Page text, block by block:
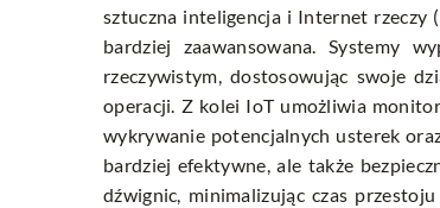
sztuczna inteligencja i Internet rzeczy
bardziej zaawansowana. Systemy
rzeczywistym, dostosowując swoje
operacji. Z kolei IoT umożliwia
wykrywanie potencjalnych usterek
bardziej efektywne, ale także
dźwignic, minimalizując czas